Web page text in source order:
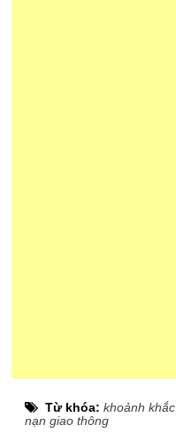
Từ khóa:khoảnh khắc
nạn giao thông